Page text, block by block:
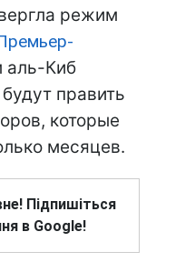
режим
аль-Киб
править
которые
месяцев.
Підпишіться
в Google!